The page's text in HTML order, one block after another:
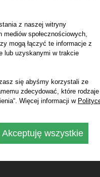
z naszej witryny
społecznościowych,
mogą łączyć te informacje z
lub uzyskanymi w trakcie
się abyśmy korzystali ze
zdecydować, które rodzaje
Więcej informacji w
Akceptuję wszystkie